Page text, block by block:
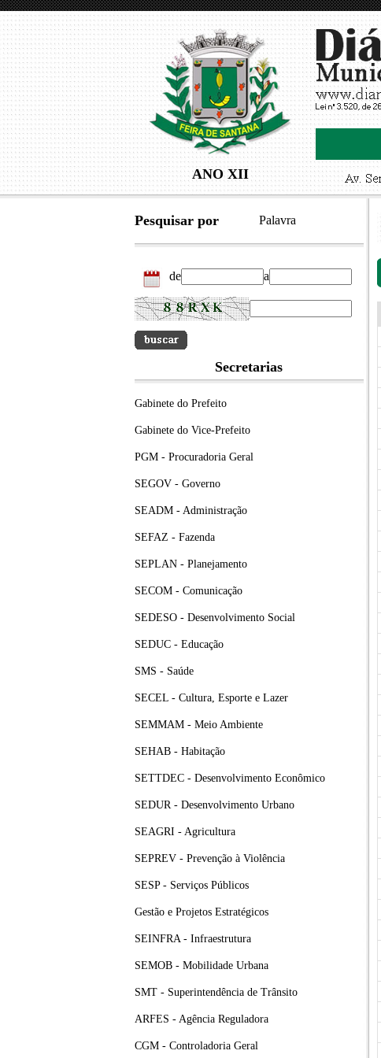
ANO XII
Pesquisar por Palavra
de a
Secretarias
Gabinete do Prefeito
Gabinete do Vice-Prefeito
PGM - Procuradoria Geral
SEGOV - Governo
SEADM - Administração
SEFAZ - Fazenda
SEPLAN - Planejamento
SECOM - Comunicação
SEDESO - Desenvolvimento Social
SEDUC - Educação
SMS - Saúde
SECEL - Cultura, Esporte e Lazer
SEMMAM - Meio Ambiente
SEHAB - Habitação
SETTDEC - Desenvolvimento Econômico
SEDUR - Desenvolvimento Urbano
SEAGRI - Agricultura
SEPREV - Prevenção à Violência
SESP - Serviços Públicos
Gestão e Projetos Estratégicos
SEINFRA - Infraestrutura
SEMOB - Mobilidade Urbana
SMT - Superintendência de Trânsito
ARFES - Agência Reguladora
CGM - Controladoria Geral